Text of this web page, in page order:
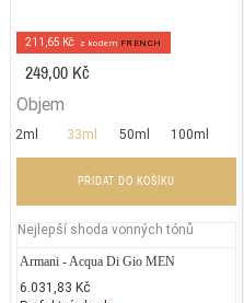
211,65 Kč z kodem FRENCH
249,00 Kč
Objem
2ml 33ml 50ml 100ml
PŘIDAT DO KOŠÍKU
Nejlepší shoda vonných tónů
Armani - Acqua Di Gio MEN
6.031,83 Kč